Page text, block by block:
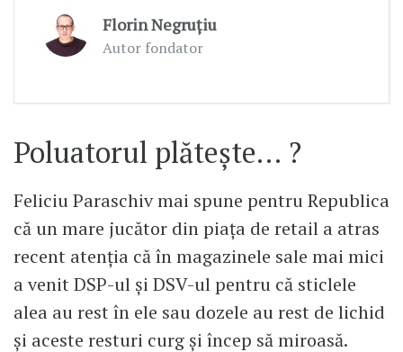
Florin Negruțiu
Autor fondator
Poluatorul plătește… ?
Feliciu Paraschiv mai spune pentru Republica
că un mare jucător din piața de retail a atras
recent atenția că în magazinele sale mai mici
a venit DSP-ul și DSV-ul pentru că sticlele
alea au rest în ele sau dozele au rest de lichid
și aceste resturi curg și încep să miroasă.